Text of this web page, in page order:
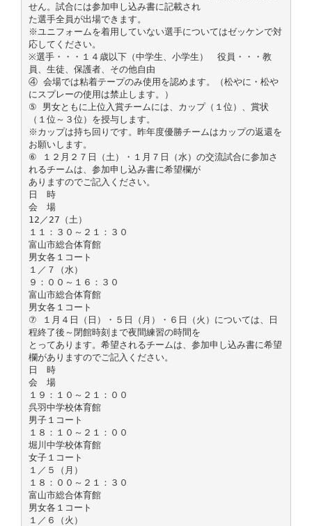
せん。試合には参加申し込み書に記載され
た選手全員が出場できます。
※ユニフォームを着用していない選手についてはゼッケンで対
応してください。
※選手・・・１４歳以下（中学生、小学生） 役員・・・教
員、生徒、保護者、その他自由
④ 会場では粘着テープのみ使用を認めます。（松やに・松や
にスプレーの使用は禁止します。）
⑤ 男女ともに上位入賞チームには、カップ（１位）、賞状
（１位～３位）を授与します。
※カップは持ち回りです。昨年度優勝チームはカップの返還を
お願いします。
⑥ １２月２７日（土）・１月７日（水）の交流試合に参加さ
れるチームは、参加申し込み書に希望欄が
ありますのでご記入ください。
日 時
会 場
12／27（土）
１１：３０～２１：３０
富山市総合体育館
男女各１コート
１／７（水）
９：００～１６：３０
富山市総合体育館
男女各１コート
⑦ １月４日（日）・５日（月）・６日（火）については、日
程終了後～閉館時刻まで夜間練習の時間を
とってあります。希望されるチームは、参加申し込み書に希望
欄がありますのでご記入ください。
日 時
会 場
１９：１０～２１：００
呉羽中学校体育館
男子１コート
１８：１０～２１：００
堀川中学校体育館
女子１コート
１／５（月）
１８：００～２１：３０
富山市総合体育館
男女各１コート
１／６（火）